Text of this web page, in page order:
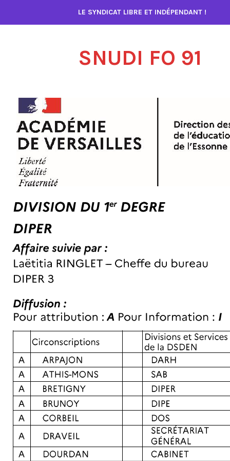
LE SYNDICAT LIBRE ET INDÉPENDANT !
SNUDI FO 91